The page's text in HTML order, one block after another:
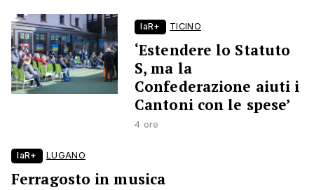
laR+ TICINO
‘Estendere lo Statuto
S, ma la
Confederazione aiuti i
Cantoni con le spese’
4 ore
laR+ LUGANO
Ferragosto in musica